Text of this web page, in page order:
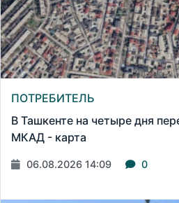
ПОТРЕБИТЕЛЬ
В Ташкенте на четыре дня
МКАД - карта
06.08.2026 14:09 0